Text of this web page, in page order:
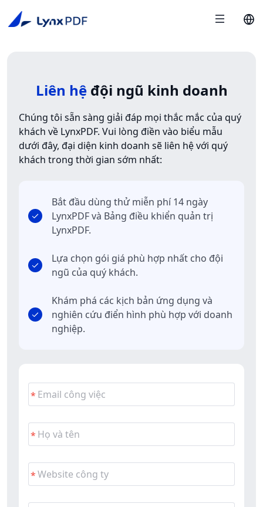
Liên hệđội ngũ kinh doanh
Chúng tôi sẵn sàng giải đáp mọi thắc mắc của quý
khách về LynxPDF. Vui lòng điền vào biểu mẫu
dưới đây, đại diện kinh doanh sẽ liên hệ với quý
khách trong thời gian sớm nhất:
Bắt đầu dùng thử miễn phí 14 ngày
LynxPDF và Bảng điều khiển quản trị
LynxPDF.
Lựa chọn gói giá phù hợp nhất cho đội
ngũ của quý khách.
Khám phá các kịch bản ứng dụng và
nghiên cứu điển hình phù hợp với doanh
nghiệp.